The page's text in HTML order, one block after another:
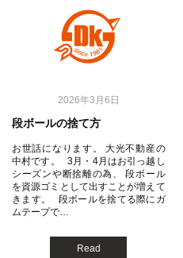
2026年3月6日
段ボールの捨て方
お世話になります。 大光不動産の
中村です。 3月・4月はお引っ越し
シーズンや断捨離の為、 段ボール
を資源ゴミとして出すことが増えて
きます。 段ボールを捨てる際にガ
ムテープで…
Read